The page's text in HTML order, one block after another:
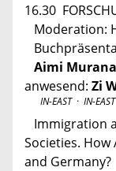
16.30
Moderation:
Aimi
anwesend: Zi
IN-EAST · IN-
Immigration
Societies.
and ­Germany?